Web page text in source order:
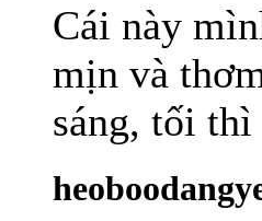
Cái này
mịn và
sáng, tối